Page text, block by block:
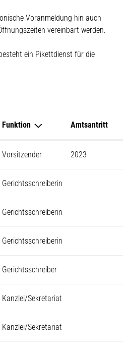
Voranmeldung hin auch
vereinbart werden.
ein Pikettdienst für die
Funktion Amtsantritt
Vorsitzender 2023
Gerichtsschreiberin
Gerichtsschreiberin
Gerichtsschreiberin
Gerichtsschreiber
Kanzlei/Sekretariat
Kanzlei/Sekretariat